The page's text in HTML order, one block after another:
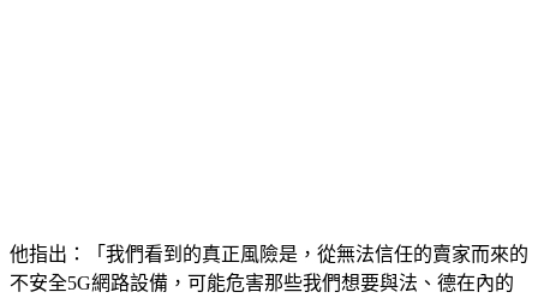
他指出：「我們看到的真正風險是，從無法信任的賣家而來的
不安全5G網路設備，可能危害那些我們想要與法、德在內的